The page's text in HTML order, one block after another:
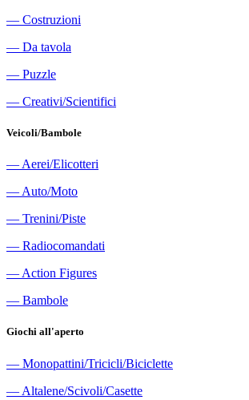
― Costruzioni
― Da tavola
― Puzzle
― Creativi/Scientifici
Veicoli/Bambole
― Aerei/Elicotteri
― Auto/Moto
― Trenini/Piste
― Radiocomandati
― Action Figures
― Bambole
Giochi all'aperto
― Monopattini/Tricicli/Biciclette
― Altalene/Scivoli/Casette